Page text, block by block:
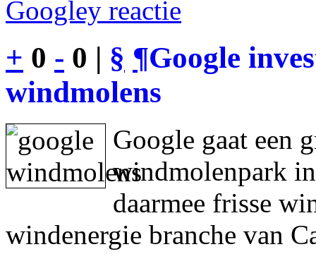
Googley reactie
+ 0 - 0 | § ¶Google
windmolens
Google gaat een
windmolenpark
daarmee frisse
windenergie branche van